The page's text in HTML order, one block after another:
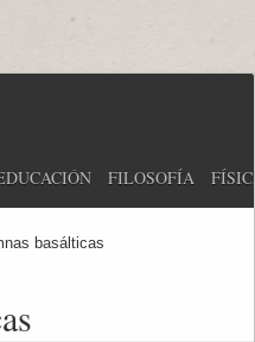
FILOSOFÍA
basálticas